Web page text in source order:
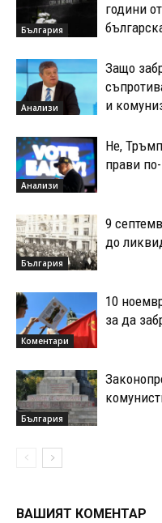
България
години
Анализи
Защо
и
Анализи
Не,
прави
България
9
до
Коментари
10
за да
България
ВАШИЯТ КОМЕНТАР